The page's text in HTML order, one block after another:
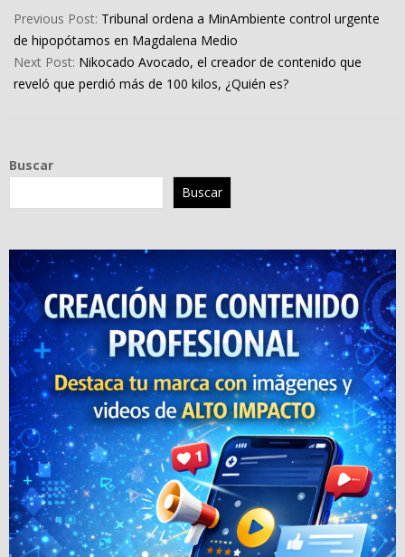
09-
06
Previous Post: Tribunal ordena a MinAmbiente control urgente
de hipopótamos en Magdalena Medio
Next Post: Nikocado Avocado, el creador de contenido que
reveló que perdió más de 100 kilos, ¿Quién es?
Buscar
Buscar